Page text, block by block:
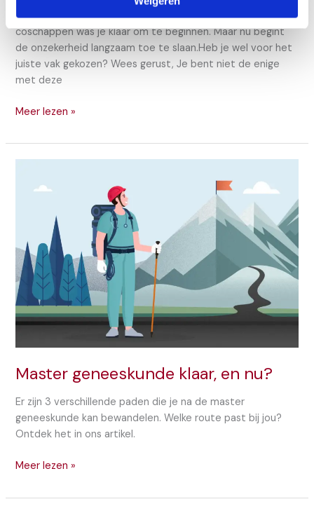
naar uit… Je eerste artsenbaan. Met de ervaring van je
coschappen was je klaar om te beginnen. Maar nu begint
de onzekerheid langzaam toe te slaan.Heb je wel voor het
juiste vak gekozen? Wees gerust, Je bent niet de enige
met deze
Boekentip:
jaar
van
a(n)ios
Meer lezen »
Master geneeskunde klaar, en nu?
Er zijn 3 verschillende paden die je na de master
geneeskunde kan bewandelen. Welke route past bij jou?
Ontdek het in ons artikel.
Master
klaar,
Meer lezen »